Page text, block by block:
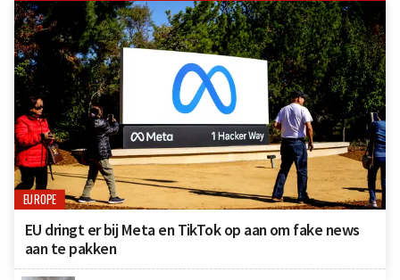
EUROPE
EU dringt er bij Meta en TikTok op aan om fake news
aan te pakken